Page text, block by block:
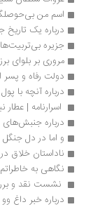
اسم من بی‌حوصلگی
درباره یک تاریخ جهان در 100 شی | ناهید
جزیره‌ بی‌تربیت‌ها و 3 کتاب دیگر به خط بریل
مروری بر بلوای برزخ |
دولت رفاه و پسر اسوئا
درباره آنچه با پول
اسرارنامه | عطار
درباره جنبش‌های
و اما در دل جنگل | سمیه
ناداستان خلاق در
نگاهی به خاطراتم در
نشست نقد و بررسی
درباره خبر داغ وو |